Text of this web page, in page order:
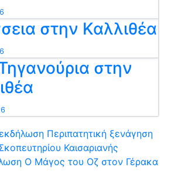
στην Καλλιθέα
στην
Περιπατητική ξενάγηση
Καισαριανής
Ο Μάγος του Οζ στον Γέρακα